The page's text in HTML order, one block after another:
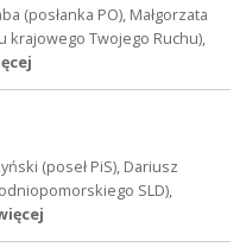
(posłanka PO), Małgorzata
krajowego Twojego Ruchu),
(poseł PiS), Dariusz
SLD),